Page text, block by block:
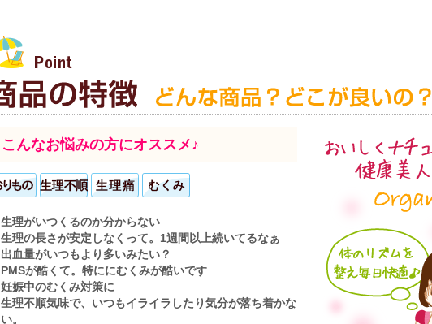
こんなお悩みの方にオススメ♪
生理がいつくるのか分からない
生理の長さが安定しなくって。1週間以上続いてるなぁ
出血量がいつもより多いみたい？
PMSが酷くて。特ににむくみが酷いです
妊娠中のむくみ対策に
生理不順気味で、いつもイライラしたり気分が落ち着かな
い。